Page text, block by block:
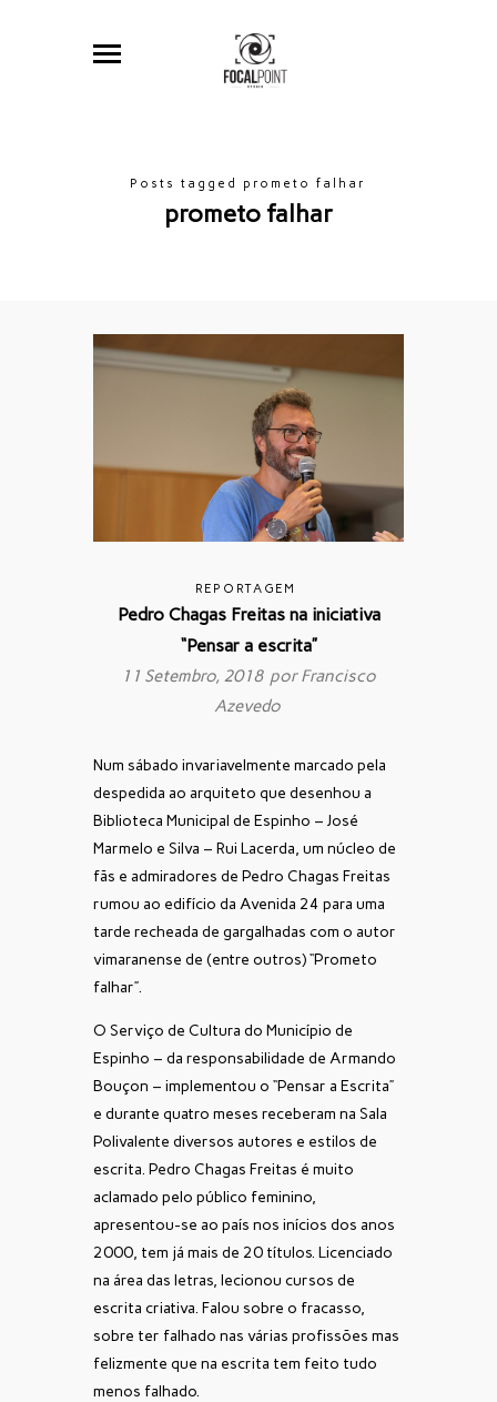
Posts tagged prometo falhar
prometo falhar
REPORTAGEM
Pedro Chagas Freitas na iniciativa
“Pensar a escrita”
11 Setembro, 2018 porFrancisco
Azevedo
Num sábado invariavelmente marcado pela
despedida ao arquiteto que desenhou a
Biblioteca Municipal de Espinho – José
Marmelo e Silva – Rui Lacerda, um núcleo de
fãs e admiradores de Pedro Chagas Freitas
rumou ao edifício da Avenida 24 para uma
tarde recheada de gargalhadas com o autor
vimaranense de (entre outros) “Prometo
falhar”.
O Serviço de Cultura do Município de
Espinho – da responsabilidade de Armando
Bouçon – implementou o “Pensar a Escrita”
e durante quatro meses receberam na Sala
Polivalente diversos autores e estilos de
escrita. Pedro Chagas Freitas é muito
aclamado pelo público feminino,
apresentou-se ao país nos inícios dos anos
2000, tem já mais de 20 títulos. Licenciado
na área das letras, lecionou cursos de
escrita criativa. Falou sobre o fracasso,
sobre ter falhado nas várias profissões mas
felizmente que na escrita tem feito tudo
menos falhado.